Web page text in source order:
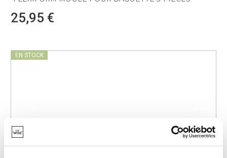
25,95 €
EN STOCK